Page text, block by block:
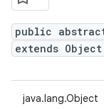
public
extends Object
java.lang.Object